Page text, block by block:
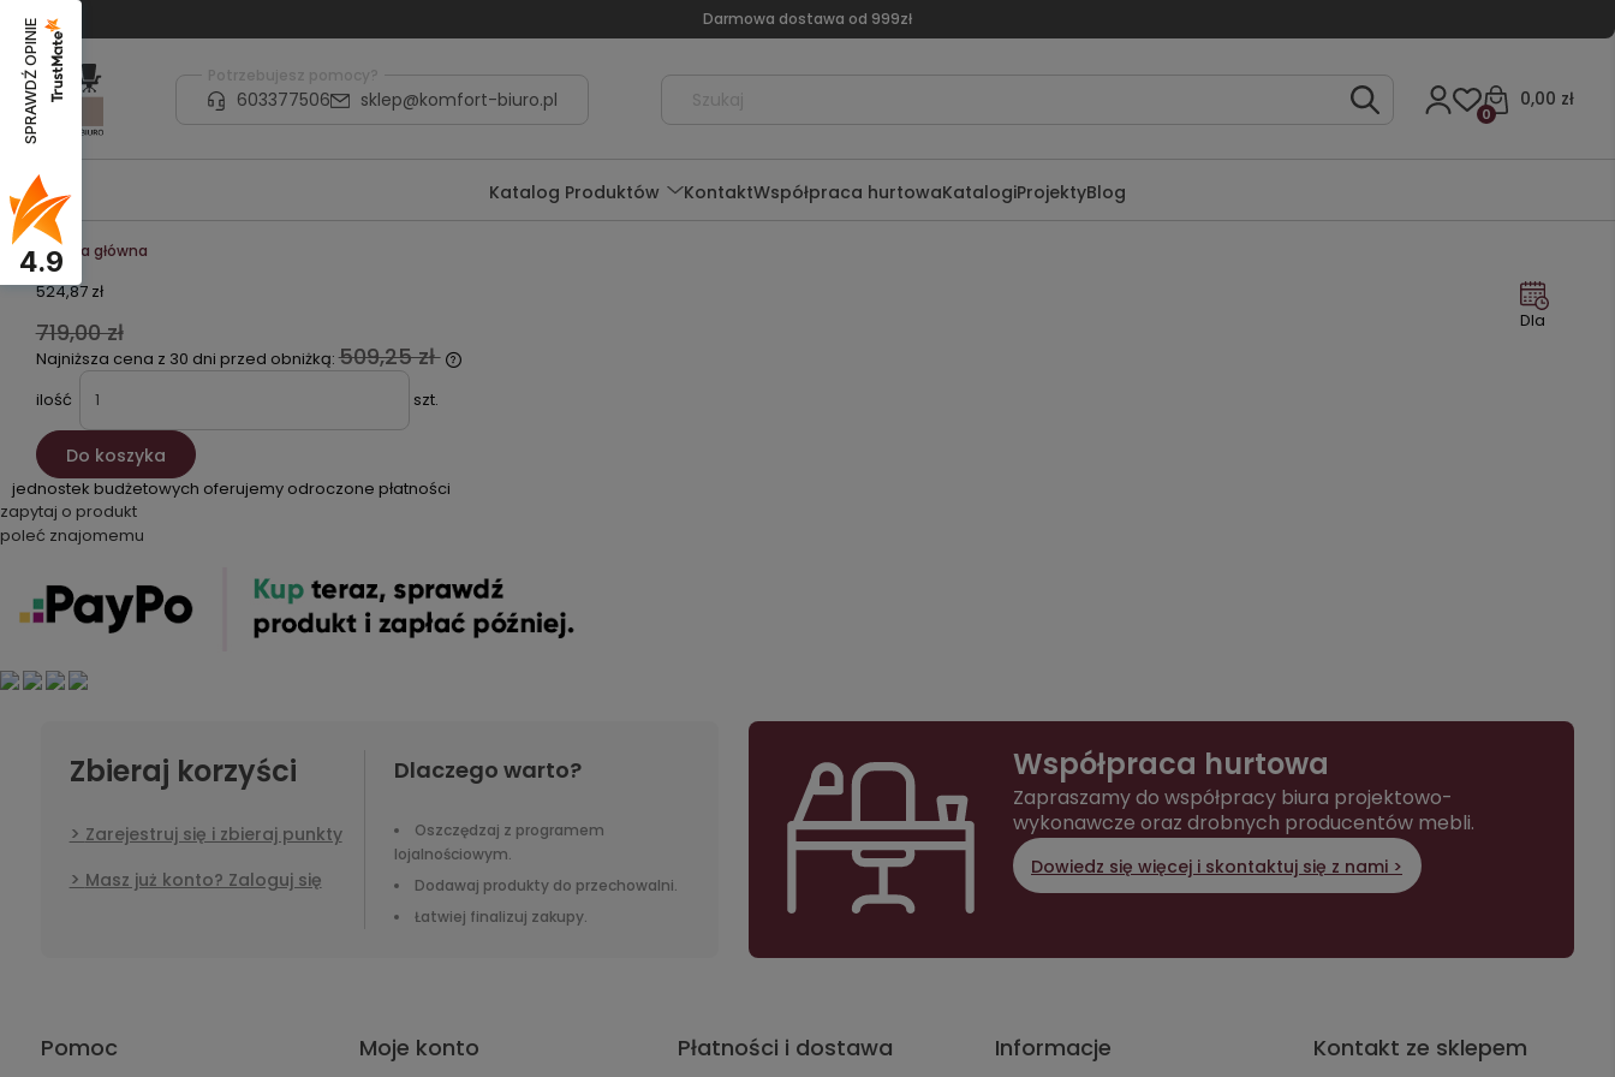
Darmowa dostawa od 999zł
Potrzebujesz pomocy?
603377506 sklep@komfort-biuro.pl 0,00 zł
0
Katalog Produktów KontaktWspółpraca hurtowaKatalogiProjektyBlog
Strona główna
524,87 zł
719,00 zł
Najniższa cena z 30 dni przed obniżką:509,25 zł
ilość szt.
Do koszyka
Dla
jednostek budżetowych oferujemy odroczone płatności
zapytaj o produkt
poleć znajomemu
Zbieraj korzyści
Zarejestruj się i zbieraj punkty
Masz już konto? Zaloguj się
Dlaczego warto?
Oszczędzaj z programem
lojalnościowym.
Dodawaj produkty do przechowalni.
Łatwiej finalizuj zakupy.
Współpraca hurtowa
Zapraszamy do współpracy biura projektowo-
wykonawcze oraz drobnych producentów mebli.
Dowiedz się więcej i skontaktuj się z nami >
Pomoc Moje konto Płatności i dostawa Informacje Kontakt ze sklepem
SPRAWDŹ OPINIE
4.9